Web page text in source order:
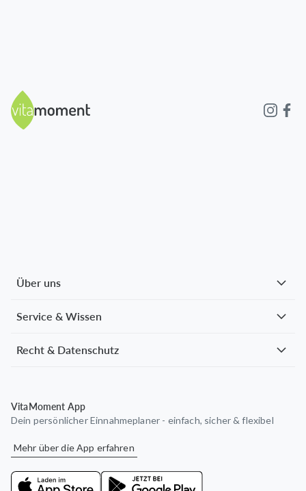
Über uns
Service & Wissen
Recht & Datenschutz
VitaMoment App
Dein persönlicher Einnahmeplaner - einfach, sicher & flexibel
Mehr über die App erfahren